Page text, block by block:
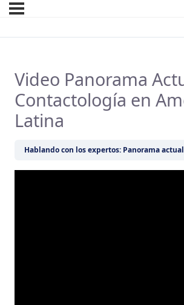
Video Panorama
Contactología en
Latina